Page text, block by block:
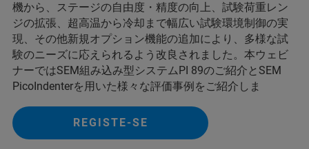
機から、ステージの自由度・精度の向上、試験荷重レン
ジの拡張、超高温から冷却まで幅広い試験環境制御の実
現、その他新規オプション機能の追加により、多様な試
験のニーズに応えられるよう改良されました。本ウェビ
ナーではSEM組み込み型システムPI 89のご紹介とSEM
PicoIndenterを用いた様々な評価事例をご紹介しま
REGISTE-SE